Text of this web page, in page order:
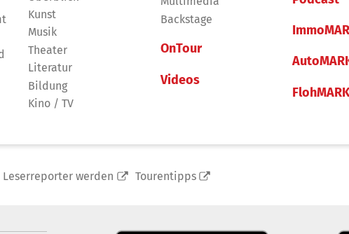
Kunst
Musik
Theater
Literatur
Bildung
Kino / TV
Backstage
OnTour
Videos
Leserreporter werden Tourentipps